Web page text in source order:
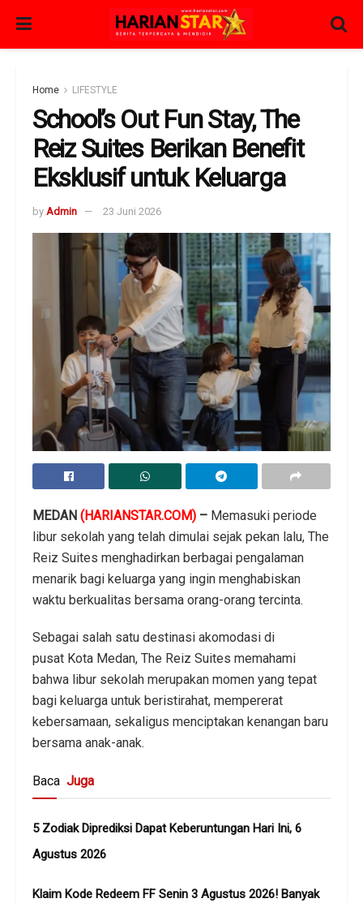
Home LIFESTYLE
School’s Out Fun Stay, The
Reiz Suites Berikan Benefit
Eksklusif untuk Keluarga
by Admin 23 Juni 2026
MEDAN (HARIANSTAR.COM) – Memasuki periode
libur sekolah yang telah dimulai sejak pekan lalu, The
Reiz Suites menghadirkan berbagai pengalaman
menarik bagi keluarga yang ingin menghabiskan
waktu berkualitas bersama orang-orang tercinta.
Sebagai salah satu destinasi akomodasi di
pusat Kota Medan, The Reiz Suites memahami
bahwa libur sekolah merupakan momen yang tepat
bagi keluarga untuk beristirahat, mempererat
kebersamaan, sekaligus menciptakan kenangan baru
bersama anak-anak.
Baca Juga
5 Zodiak Diprediksi Dapat Keberuntungan Hari Ini, 6
Agustus 2026
Klaim Kode Redeem FF Senin 3 Agustus 2026! Banyak